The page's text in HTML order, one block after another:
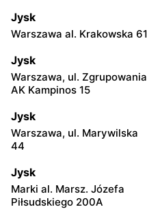
Jysk
Warszawa al. Krakowska 61
Jysk
Warszawa, ul. Zgrupowania
AK Kampinos 15
Jysk
Warszawa, ul. Marywilska
44
Jysk
Marki al. Marsz. Józefa
Piłsudskiego 200A